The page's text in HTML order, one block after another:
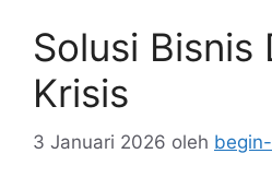
Solusi Bisnis
Krisis
3 Januari 2026 oleh